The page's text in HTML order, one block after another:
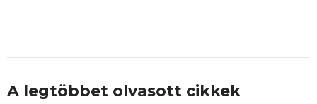
A legtöbbet olvasott cikkek